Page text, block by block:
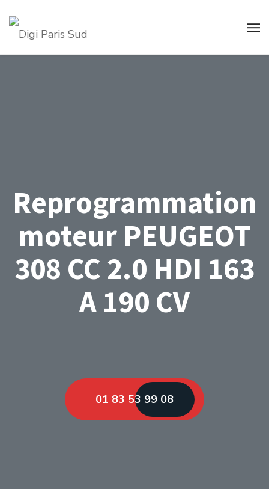
Reprogrammation
moteur PEUGEOT
308 CC 2.0 HDI 163
A 190 CV
01 83 53 99 08